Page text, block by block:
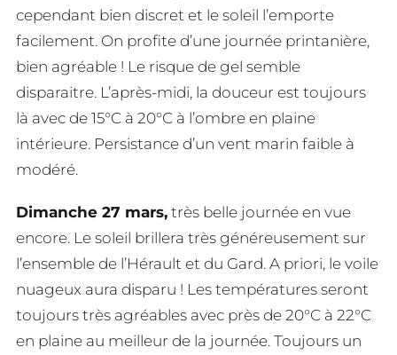
cependant bien discret et le soleil l’emporte
facilement. On profite d’une journée printanière,
bien agréable ! Le risque de gel semble
disparaitre. L’après-midi, la douceur est toujours
là avec de 15°C à 20°C à l’ombre en plaine
intérieure. Persistance d’un vent marin faible à
modéré.
Dimanche 27 mars, très belle journée en vue
encore. Le soleil brillera très généreusement sur
l’ensemble de l’Hérault et du Gard. A priori, le voile
nuageux aura disparu ! Les températures seront
toujours très agréables avec près de 20°C à 22°C
en plaine au meilleur de la journée. Toujours un